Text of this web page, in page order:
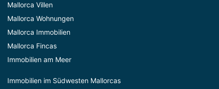
Mallorca Villen
Mallorca Wohnungen
Mallorca Immobilien
Mallorca Fincas
Immobilien am Meer
Immobilien im Südwesten Mallorcas